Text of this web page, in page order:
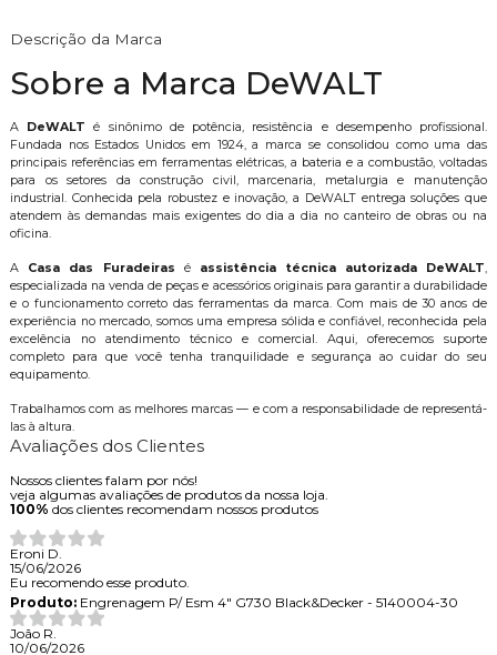
Descrição da Marca
Sobre a Marca DeWALT
A DeWALT é sinônimo de potência, resistência e desempenho profissional.
Fundada nos Estados Unidos em 1924, a marca se consolidou como uma das
principais referências em ferramentas elétricas, a bateria e a combustão, voltadas
para os setores da construção civil, marcenaria, metalurgia e manutenção
industrial. Conhecida pela robustez e inovação, a DeWALT entrega soluções que
atendem às demandas mais exigentes do dia a dia no canteiro de obras ou na
oficina.
A Casa das Furadeiras é assistência técnica autorizada DeWALT
especializada na venda de peças e acessórios originais para garantir a durabilidade
e o funcionamento correto das ferramentas da marca. Com mais de 30 anos de
experiência no mercado, somos uma empresa sólida e confiável, reconhecida pela
excelência no atendimento técnico e comercial. Aqui, oferecemos suporte
completo para que você tenha tranquilidade e segurança ao cuidar do seu
equipamento.
Trabalhamos com as melhores marcas — e com a responsabilidade de representá-
las à altura.
Avaliações dos Clientes
Nossos clientes falam por nós!
veja algumas avaliações de produtos da nossa loja.
100% dos clientes recomendam nossos produtos
Eroni D.
15/06/2026
Eu recomendo esse produto.
Produto:Engrenagem P/ Esm 4" G730 Black&Decker - 5140004-30
João R.
10/06/2026